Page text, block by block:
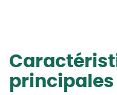
principales